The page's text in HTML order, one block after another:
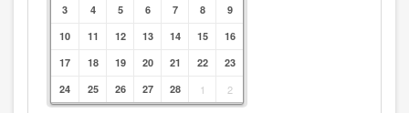
3
4 5 6 7 8
9
10
11 12 13 14 15
16
17
18 19 20 21 22
23
24
25 26 27 28 1 2